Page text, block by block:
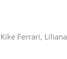
Ferrari, Liliana